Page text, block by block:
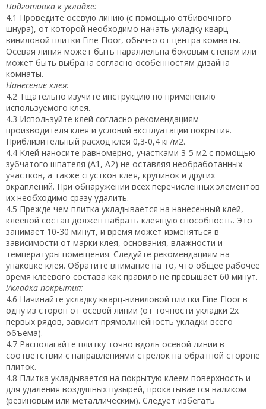
Подготовка к укладке:
4.1 Проведите осевую линию (с помощью отбивочного
шнура), от которой необходимо начать укладку кварц-
виниловой плитки Fine Floor, обычно от центра комнаты.
Осевая линия может быть параллельна боковым стенам или
может быть выбрана согласно особенностям дизайна
комнаты.
Нанесение клея:
4.2 Тщательно изучите инструкцию по применению
используемого клея.
4.3 Используйте клей согласно рекомендациям
производителя клея и условий эксплуатации покрытия.
Приблизительный расход клея 0,3-0,4 кг/м2.
4.4 Клей наносите равномерно, участками 3-5 м2 с помощью
зубчатого шпателя (А1, А2) не оставляя необработанных
участков, а также сгустков клея, крупинок и других
вкраплений. При обнаружении всех перечисленных элементов
их необходимо сразу удалить.
4.5 Прежде чем плитка укладывается на нанесенный клей,
клеевой состав должен набрать клеящую способность. Это
занимает 10-30 минут, и время может изменяться в
зависимости от марки клея, основания, влажности и
температуры помещения. Следуйте рекомендациям на
упаковке клея. Обратите внимание на то, что общее рабочее
время клеевого состава как правило не превышает 60 минут.
Укладка покрытия:
4.6 Начинайте укладку кварц-виниловой плитки Fine Floor в
одну из сторон от осевой линии (от точности укладки 2х
первых рядов, зависит прямолинейность укладки всего
объема).
4.7 Располагайте плитку точно вдоль осевой линии в
соответствии с направлениями стрелок на обратной стороне
плиток.
4.8 Плитка укладывается на покрытую клеем поверхность и
для удаления воздушных пузырей, прокатывается валиком
(резиновым или металлическим). Следует избегать